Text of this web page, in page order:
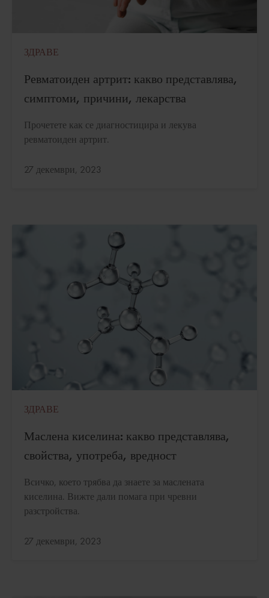
ЗДРАВЕ
Ревматоиден артрит: какво представлява,
симптоми, причини, лекарства
Прочетете как се диагностицира и лекува
ревматоиден артрит.
Актуализирано:
27 декември, 2023
ЗДРАВЕ
Маслена киселина: какво представлява,
свойства, употреба, вредност
Всичко, което трябва да знаете за маслената
киселина. Вижте дали помага при чревни
разстройства.
Актуализирано:
27 декември, 2023